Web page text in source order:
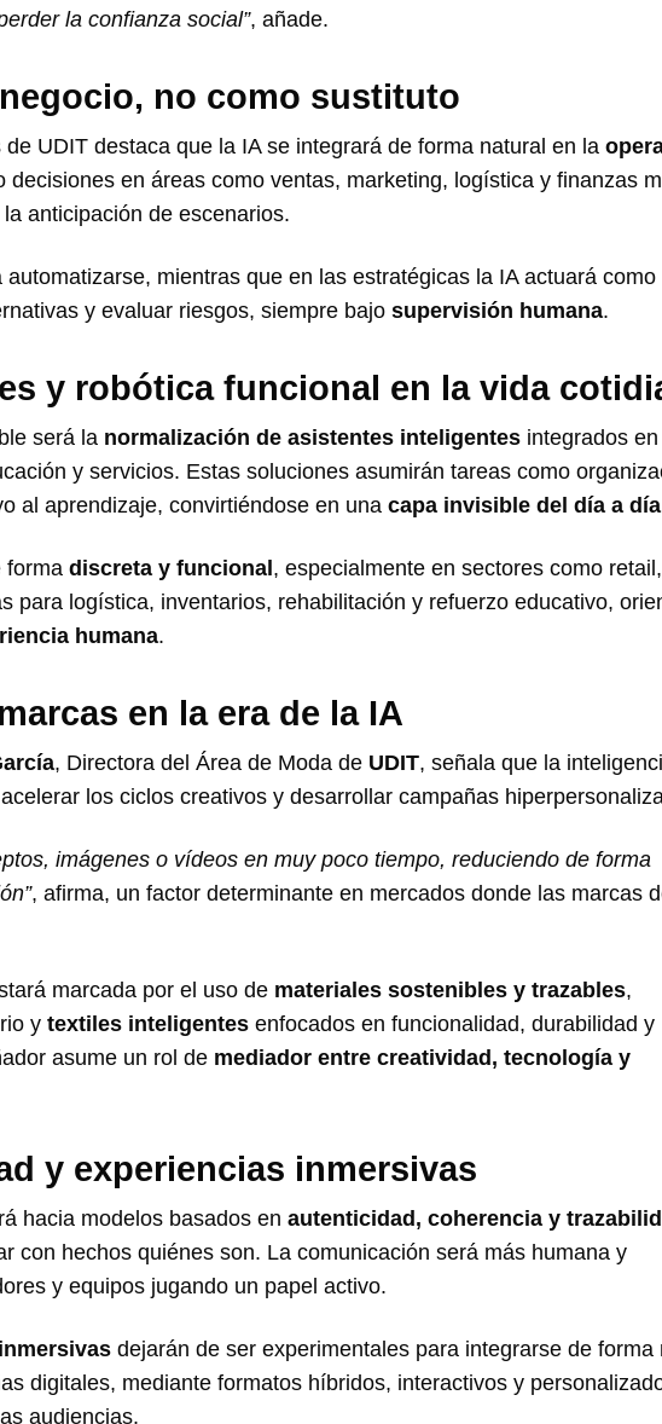
la confianza social”, añade.
no como sustituto
UDIT destaca que la IA se integrará de forma natural en la
decisiones en áreas como ventas, marketing, logística y finanzas
anticipación de escenarios.
mientras que en las estratégicas la IA actuará como
y evaluar riesgos, siempre bajo supervisión humana.
y robótica funcional en la vida
será la normalización de asistentes inteligentes integrados en
y servicios. Estas soluciones asumirán tareas como
al aprendizaje, convirtiéndose en una capa invisible del día a día
forma discreta y funcional , especialmente en sectores como
para logística, inventarios, rehabilitación y refuerzo educativo,
humana.
en la era de la IA
, Directora del Área de Moda de UDIT, señala que la
los ciclos creativos y desarrollar campañas
imágenes o vídeos en muy poco tiempo, reduciendo de forma
, afirma, un factor determinante en mercados donde las marcas
marcada por el uso de materiales sostenibles y trazables,
y textiles inteligentes enfocados en funcionalidad, durabilidad y
asume un rol de mediador entre creatividad, tecnología y
y experiencias inmersivas
hacia modelos basados en autenticidad, coherencia y
con hechos quiénes son. La comunicación será más humana y
y equipos jugando un papel activo.
dejarán de ser experimentales para integrarse de forma
digitales, mediante formatos híbridos, interactivos y
audiencias.